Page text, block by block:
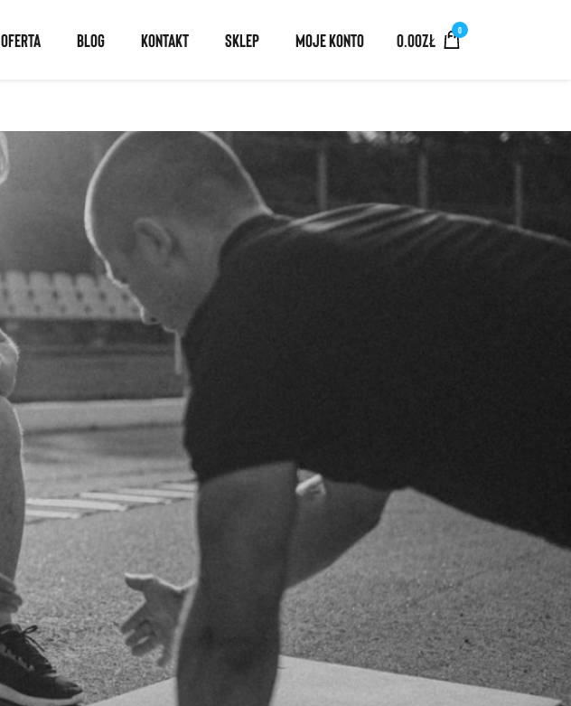
OFERTA BLOG KONTAKT SKLEP MOJE KONTO 0.00ZŁ 0